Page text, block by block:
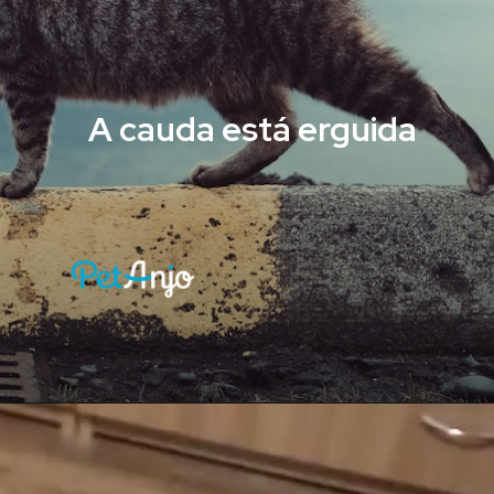
A cauda está erguida